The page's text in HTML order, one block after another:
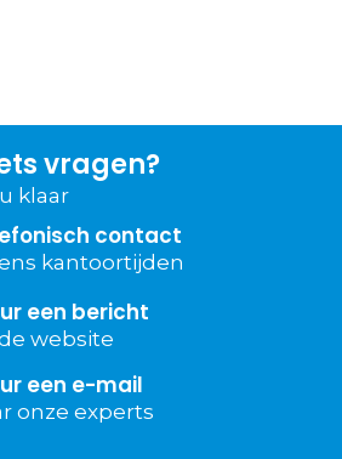
vragen?
klaar
contact
kantoortijden
een bericht
website
een e-mail
onze experts